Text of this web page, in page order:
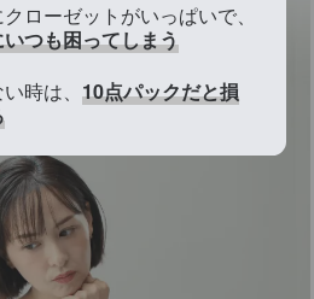
ローゼットがいっぱいで、
つも困ってしまう
時は、10点パックだと損